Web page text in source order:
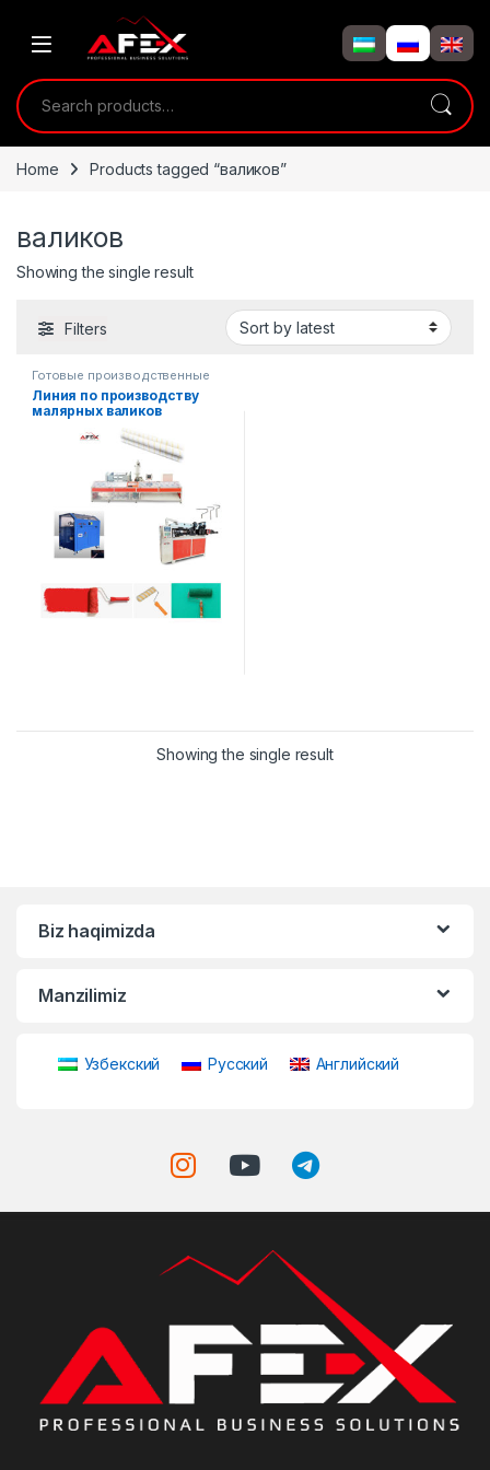
Search for:
Home Products tagged “валиков”
валиков
Showing the single result
Filters
Готовые производственные
линии
Линия по производству
малярных валиков
Showing the single result
Biz haqimizda
Manzilimiz
Узбекский Русский Английский